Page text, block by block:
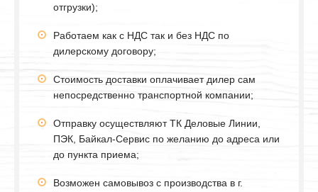
отгрузки);
Работаем как с НДС так и без НДС по
дилерскому договору;
Стоимость доставки оплачивает дилер сам
непосредственно транспортной компании;
Отправку осуществляют ТК Деловые Линии,
ПЭК, Байкал-Сервис по желанию до адреса или
до пункта приема;
Возможен самовывоз с производства в г.